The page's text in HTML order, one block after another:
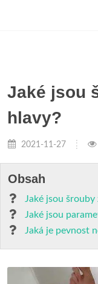
Jaké jsou
hlavy?
2021-11-27
Obsah
Jaké jsou
Jaké jsou
Jaká je pevnost